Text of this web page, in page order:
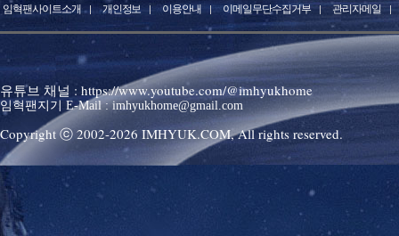
임혁팬사이트소개 개인정보 이용안내 이메일무단수집거부 관리자메일
유튜브 채널 : https://www.youtube.com/@imhyukhome
임혁팬지기 E-Mail : imhyukhome@gmail.com
Copyright ⓒ 2002-2026 IMHYUK.COM,All rights reserved.